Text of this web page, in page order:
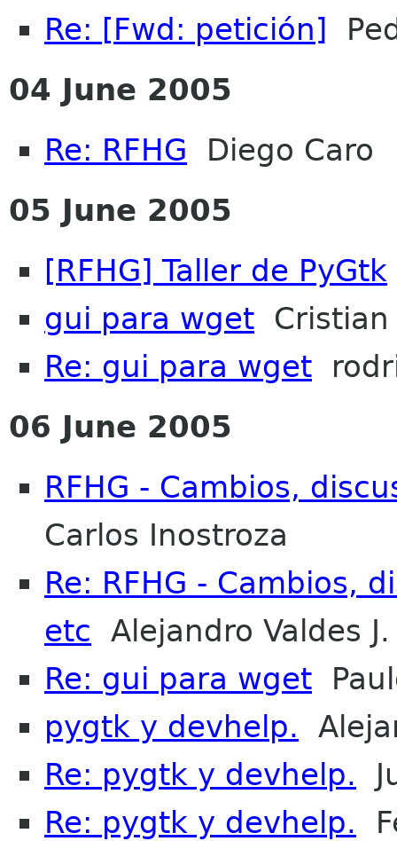
Re: [Fwd: petición]
04 June 2005
Re: RFHG Diego Caro
05 June 2005
[RFHG] Taller de PyGtk
gui para wget Cristian
Re: gui para wget
06 June 2005
RFHG - Cambios,
Carlos Inostroza
Re: RFHG - Cambios,
etc Alejandro Valdes J.
Re: gui para wget
pygtk y devhelp.
Re: pygtk y devhelp.
Re: pygtk y devhelp.